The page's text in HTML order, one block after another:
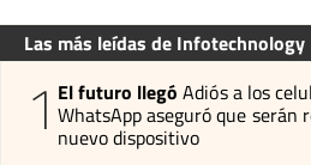
Las más leídas de Infotechnology
1 El futuro llegó Adiós a los
WhatsApp aseguró que serán
nuevo dispositivo